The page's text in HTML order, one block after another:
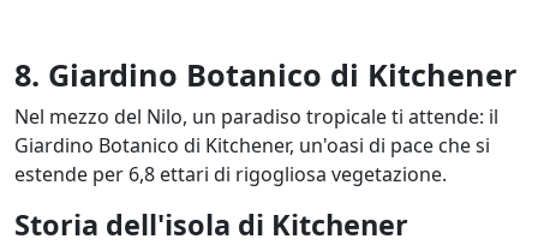
8. Giardino Botanico di Kitchener
Nel mezzo del Nilo, un paradiso tropicale ti attende: il
Giardino Botanico di Kitchener, un'oasi di pace che si
estende per 6,8 ettari di rigogliosa vegetazione.
Storia dell'isola di Kitchener